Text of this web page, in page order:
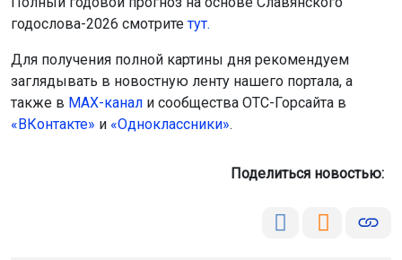
годослова-2026 смотритетут.
Для получения полной картины дня рекомендуем
заглядывать в новостную ленту нашего портала, а
также в МАХ-канал и сообщества ОТС-Горсайта в
«ВКонтакте» и «Одноклассники».
Поделиться новостью: